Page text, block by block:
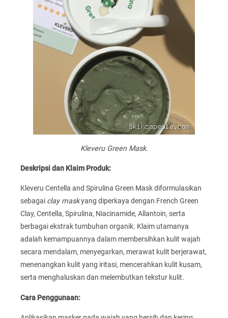
Kleveru Green Mask.
Deskripsi dan Klaim Produk:
Kleveru Centella and Spirulina Green Mask diformulasikan
sebagai clay maskyang diperkaya dengan French Green
Clay, Centella, Spirulina, Niacinamide, Allantoin, serta
berbagai ekstrak tumbuhan organik. Klaim utamanya
adalah kemampuannya dalam membersihkan kulit wajah
secara mendalam, menyegarkan, merawat kulit berjerawat,
menenangkan kulit yang iritasi, mencerahkan kulit kusam,
serta menghaluskan dan melembutkan tekstur kulit.
Cara Penggunaan: